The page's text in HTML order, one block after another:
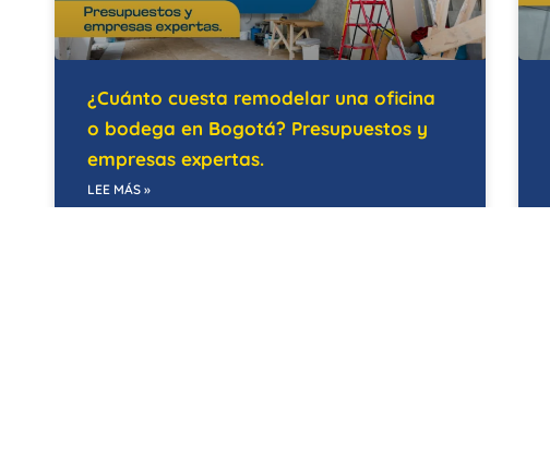
¿Cuánto cuesta remodelar una oficina
o bodega en Bogotá? Presupuestos y
empresas expertas.
LEE MÁS »